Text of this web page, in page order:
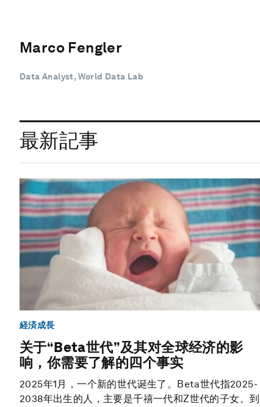
Marco Fengler
Data Analyst, World Data Lab
最新記事
経済成長
关于“Beta世代”及其对全球经济的影
响，你需要了解的四个事实
2025年1月，一个新的世代诞生了。Beta世代指2025-
2038年出生的人，主要是千禧一代和Z世代的子女。到